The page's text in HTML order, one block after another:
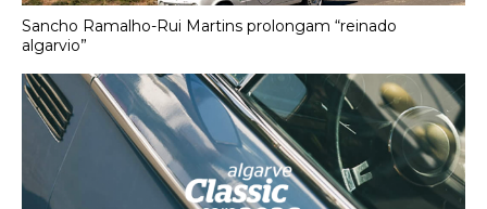
Sancho Ramalho-Rui Martins prolongam “reinado
algarvio”